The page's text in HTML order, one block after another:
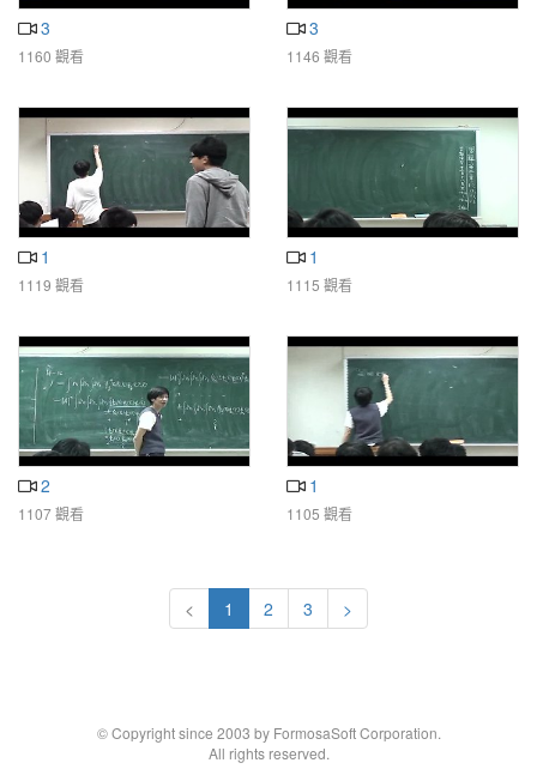
3
1160 觀看
3
1146 觀看
1
1119 觀看
1
1115 觀看
2
1107 觀看
1
1105 觀看
< 1 2 3 >
© Copyright since 2003 by FormosaSoft Corporation.
All rights reserved.